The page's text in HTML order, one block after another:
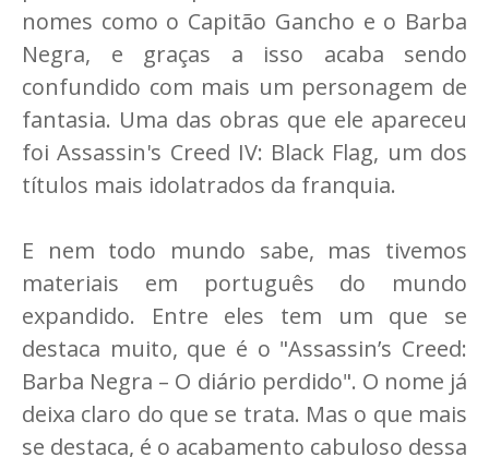
nomes como o Capitão Gancho e o Barba
Negra, e graças a isso acaba sendo
confundido com mais um personagem de
fantasia. Uma das obras que ele apareceu
foi Assassin's Creed IV: Black Flag, um dos
títulos mais idolatrados da franquia.
E nem todo mundo sabe, mas tivemos
materiais em português do mundo
expandido. Entre eles tem um que se
destaca muito, que é o "Assassin’s Creed:
Barba Negra – O diário perdido". O nome já
deixa claro do que se trata. Mas o que mais
se destaca, é o acabamento cabuloso dessa